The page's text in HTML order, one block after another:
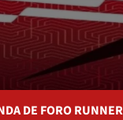
DE FORO